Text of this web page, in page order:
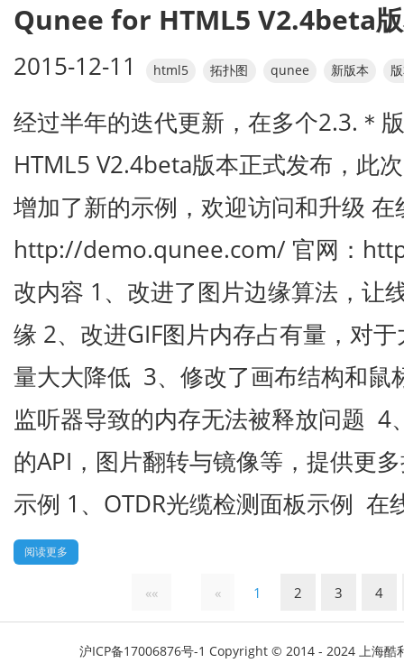
Qunee for HTML5 V2.4beta
2015-12-11 html5 拓扑图 qunee 新版本
经过半年的迭代更新，在多个2.3.＊
HTML5 V2.4beta版本正式发布，此
增加了新的示例，欢迎访问和升级 在
http://demo.qunee.com/ 官网：
改内容 1、改进了图片边缘算法，让
缘 2、改进GIF图片内存占有量，对
量大大降低 3、修改了画布结构和鼠
监听器导致的内存无法被释放问题 4
的API，图片翻转与镜像等，提供更
示例 1、OTDR光缆检测面板示例 在
阅读更多
«« « 1 2 3 4
沪ICP备17006876号-1 Copyright © 2014 - 2024 上海酷